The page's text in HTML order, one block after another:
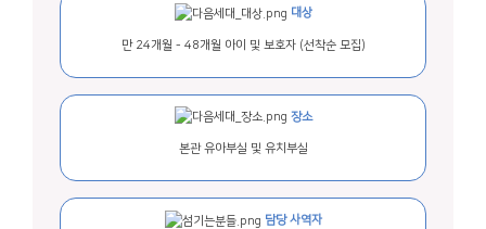
대상
만 24개월 - 48개월 아이 및 보호자(선착순 모집)
장소
본관 유아부실 및 유치부실
담당 사역자